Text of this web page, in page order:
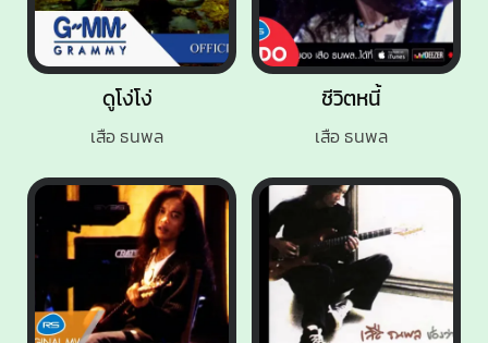
ดูโง่โง่
เสือ ธนพล
ชีวิตหนี้
เสือ ธนพล